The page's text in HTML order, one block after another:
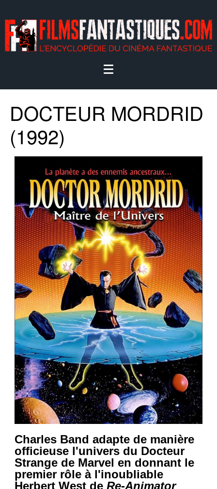
DOCTEUR MORDRID
(1992)
Charles Band adapte de manière
officieuse l'univers du Docteur
Strange de Marvel en donnant le
premier rôle à l'inoubliable
Herbert West de Re-Animator